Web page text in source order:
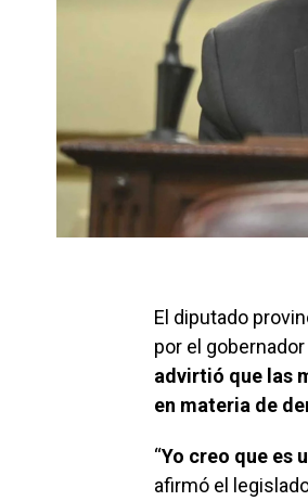
El diputado
por el
advirtió que las
en materia de
“Yo creo que es
afirmó el